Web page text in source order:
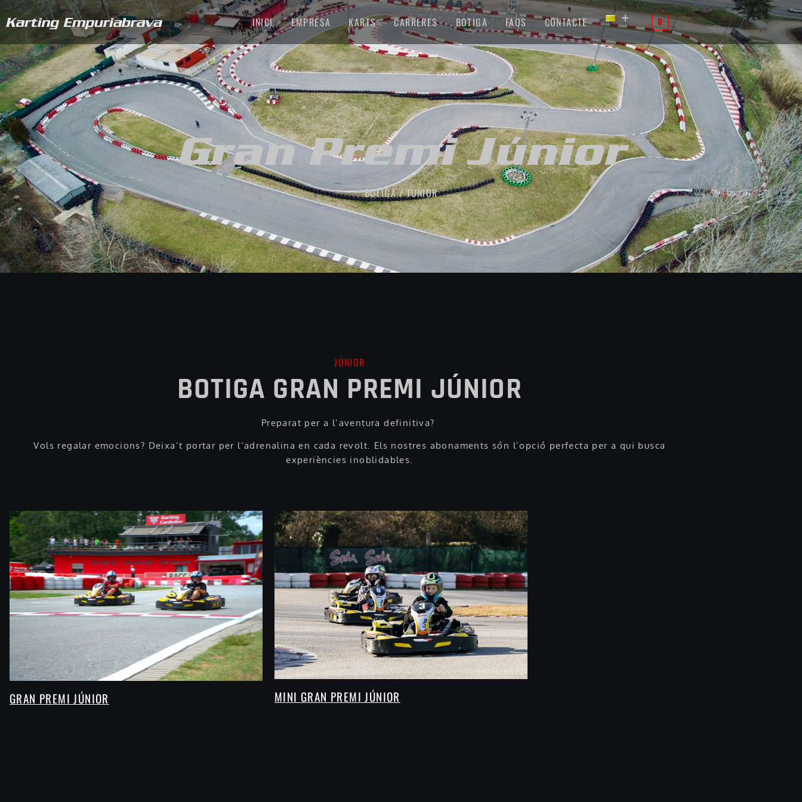
INICI EMPRESA KARTS CARRERES BOTIGA FAQS CONTACTE 0
Gran Premi Júnior
BOTIGA / JÚNIOR
JÚNIOR
BOTIGA GRAN PREMI JÚNIOR
Preparat per a l’aventura definitiva?
Vols regalar emocions? Deixa’t portar per l’adrenalina en cada revolt. Els nostres abonaments són l’opció perfecta per a qui busca
experiències inoblidables.
GRAN PREMI JÚNIOR MINI GRAN PREMI JÚNIOR